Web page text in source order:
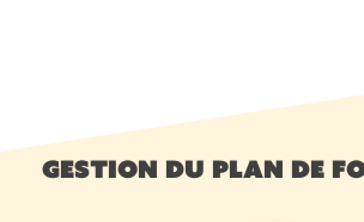
Gestion du plan de